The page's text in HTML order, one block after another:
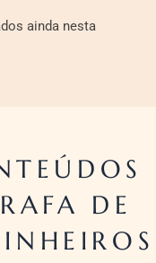
ainda nesta
DE